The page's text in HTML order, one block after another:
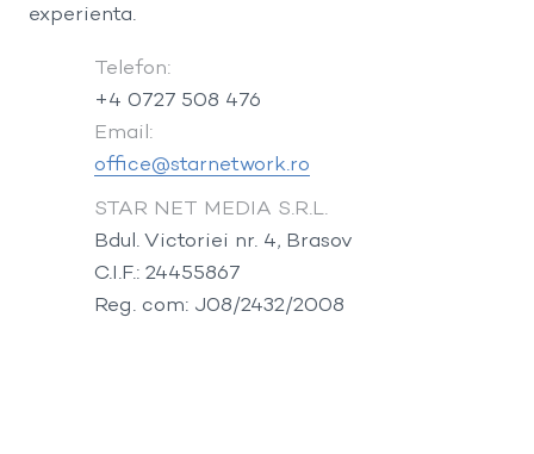
experienta.
Telefon:
+4 0727 508 476
Email:
office@starnetwork.ro
STAR NET MEDIA S.R.L.
Bdul. Victoriei nr. 4, Brasov
C.I.F.: 24455867
Reg. com: J08/2432/2008